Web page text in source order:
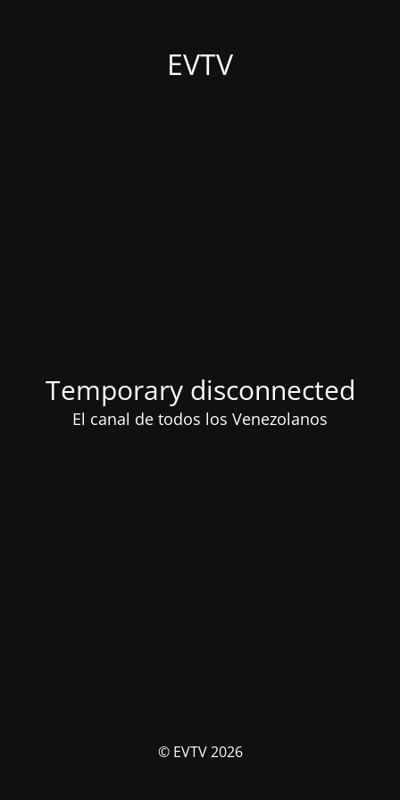
EVTV
Temporary disconnected
El canal de todos los Venezolanos
© EVTV 2026